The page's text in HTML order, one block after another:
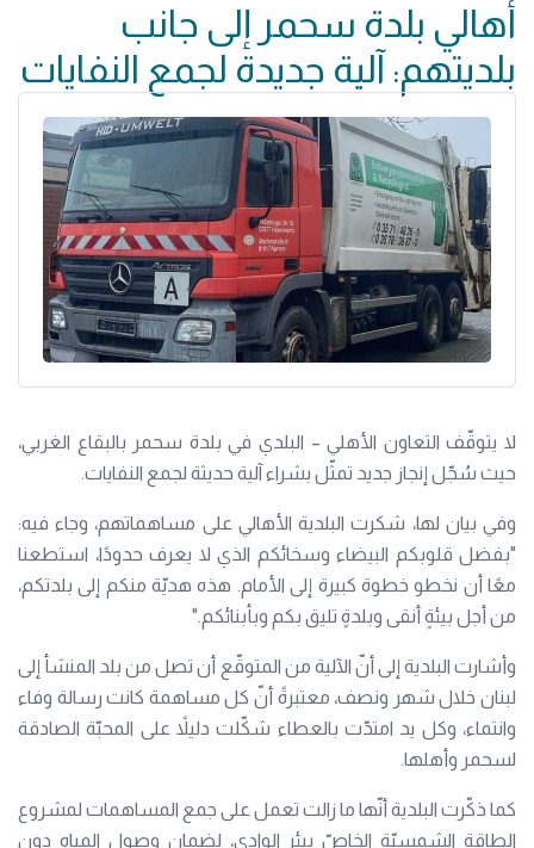
أهالي بلدة سحمر إلى جانب
بلديتهم: آلية جديدة لجمع النفايات
لا يتوقّف التعاون الأهلي – البلدي في بلدة سحمر بالبقاع الغربي،
حيث سُجّل إنجاز جديد تمثّل بشراء آلية حديثة لجمع النفايات.
وفي بيان لها، شكرت البلدية الأهالي على مساهماتهم، وجاء فيه:
"بفضل قلوبكم البيضاء وسخائكم الذي لا يعرف حدودًا، استطعنا
معًا أن نخطو خطوة كبيرة إلى الأمام. هذه هديّة منكم إلى بلدتكم،
من أجل بيئةٍ أنقى وبلدةٍ تليق بكم وبأبنائكم."
وأشارت البلدية إلى أنّ الآلية من المتوقّع أن تصل من بلد المنشأ إلى
لبنان خلال شهر ونصف، معتبرةً أنّ كل مساهمة كانت رسالة وفاء
وانتماء، وكل يد امتدّت بالعطاء شكّلت دليلاً على المحبّة الصادقة
لسحمر وأهلها.
كما ذكّرت البلدية أنّها ما زالت تعمل على جمع المساهمات لمشروع
الطاقة الشمسيّة الخاصّ ببئر الوادي، لضمان وصول المياه دون